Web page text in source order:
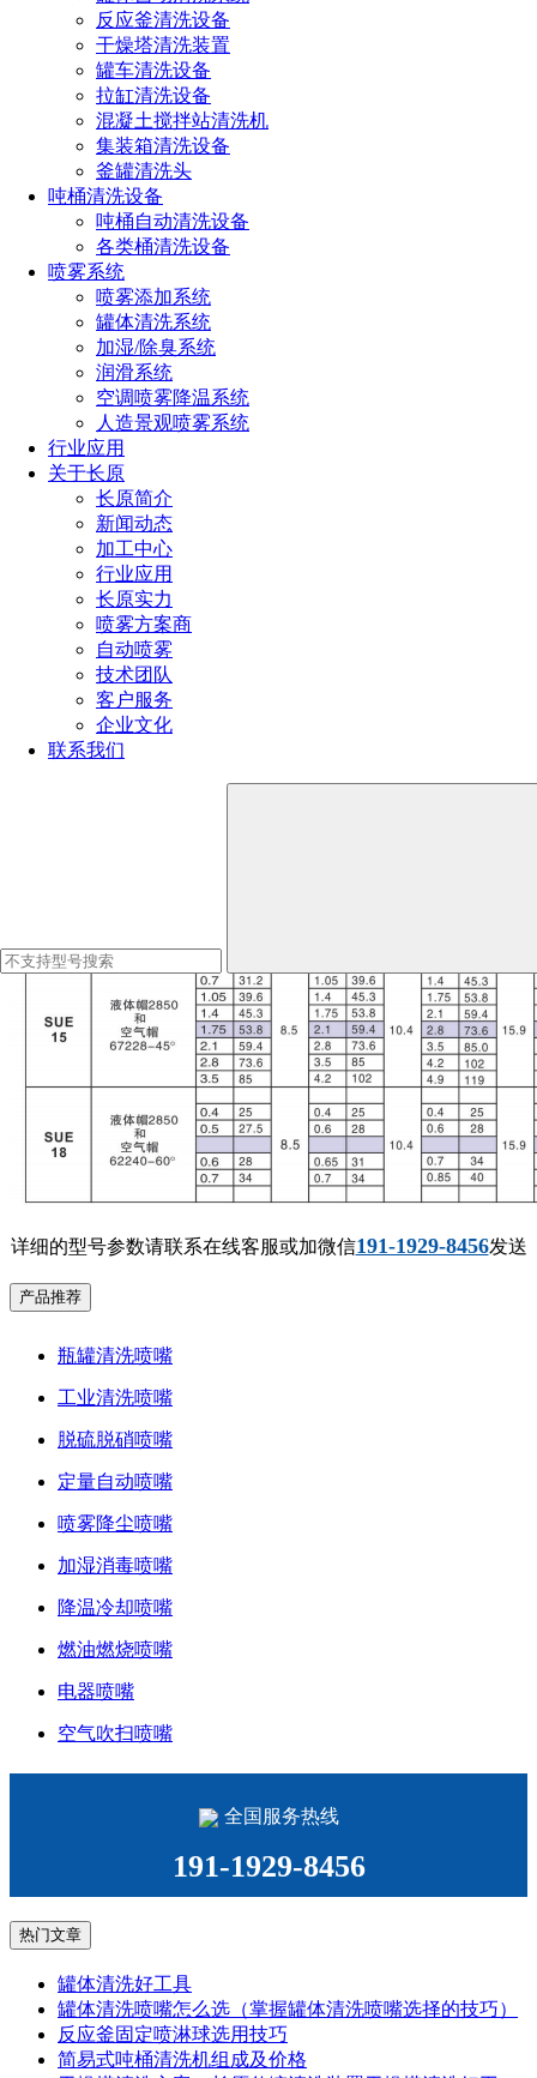
反应釜清洗设备
干燥塔清洗装置
罐车清洗设备
拉缸清洗设备
混凝土搅拌站清洗机
集装箱清洗设备
釜罐清洗头
吨桶清洗设备
吨桶自动清洗设备
各类桶清洗设备
喷雾系统
喷雾添加系统
罐体清洗系统
加湿/除臭系统
润滑系统
空调喷雾降温系统
人造景观喷雾系统
行业应用
关于长原
长原简介
新闻动态
加工中心
行业应用
长原实力
喷雾方案商
自动喷雾
技术团队
客户服务
企业文化
联系我们
2、外混式空气雾化喷嘴，在气体、液体喷出后，利用
高速气流对液体进行摩擦产生雾化。雾化原理为摩擦和
产生的切向应力，尤其适合带有黏度的液体。
3、每一种喷雾装置均由空气帽和液体帽组成
联接本体和喷雾装置组合而成，而喷雾装置由空气帽和
液体帽组合而成。喷嘴体的入口接头有多种尺寸，适合
大多数常用的管道。喷嘴部件可以互换，这为得到不同
的喷雾性能提供了灵活机动性。
性能参数
详细的型号参数请联系在线客服或加微信191-1929-8456发送
产品推荐
瓶罐清洗喷嘴
工业清洗喷嘴
脱硫脱硝喷嘴
定量自动喷嘴
喷雾降尘喷嘴
加湿消毒喷嘴
降温冷却喷嘴
燃油燃烧喷嘴
电器喷嘴
空气吹扫喷嘴
全国服务热线
191-1929-8456
热门文章
罐体清洗好工具
罐体清洗喷嘴怎么选（掌握罐体清洗喷嘴选择的技巧）
反应釜固定喷淋球选用技巧
简易式吨桶清洗机组成及价格